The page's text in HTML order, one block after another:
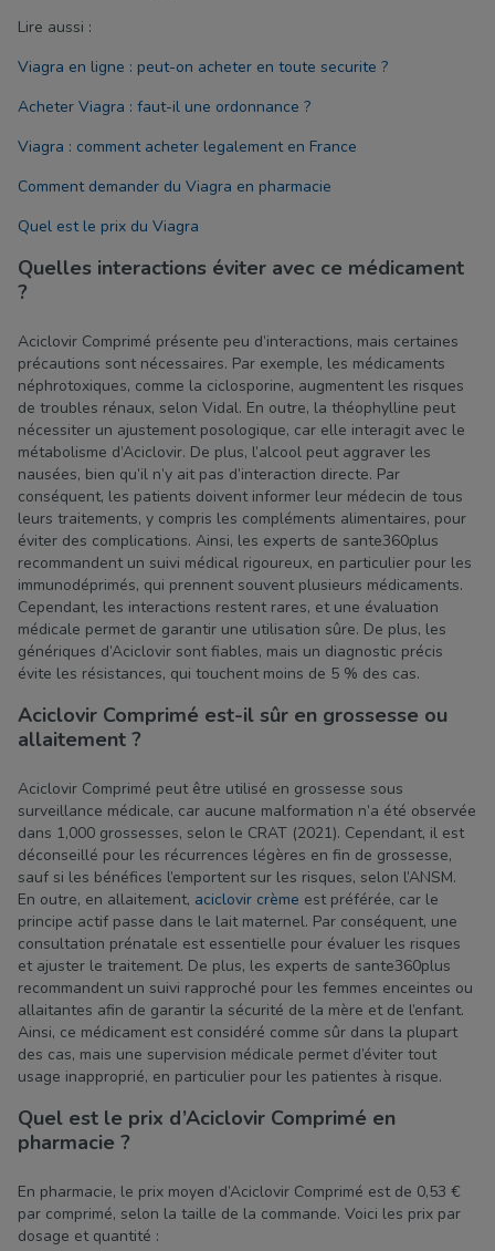
Lire aussi :
Viagra en ligne : peut-on acheter en toute securite ?
Acheter Viagra : faut-il une ordonnance ?
Viagra : comment acheter legalement en France
Comment demander du Viagra en pharmacie
Quel est le prix du Viagra
Quelles interactions éviter avec ce médicament
?
Aciclovir Comprimé présente peu d’interactions, mais certaines
précautions sont nécessaires. Par exemple, les médicaments
néphrotoxiques, comme la ciclosporine, augmentent les risques
de troubles rénaux, selon Vidal. En outre, la théophylline peut
nécessiter un ajustement posologique, car elle interagit avec le
métabolisme d’Aciclovir. De plus, l’alcool peut aggraver les
nausées, bien qu’il n’y ait pas d’interaction directe. Par
conséquent, les patients doivent informer leur médecin de tous
leurs traitements, y compris les compléments alimentaires, pour
éviter des complications. Ainsi, les experts de sante360plus
recommandent un suivi médical rigoureux, en particulier pour les
immunodéprimés, qui prennent souvent plusieurs médicaments.
Cependant, les interactions restent rares, et une évaluation
médicale permet de garantir une utilisation sûre. De plus, les
génériques d’Aciclovir sont fiables, mais un diagnostic précis
évite les résistances, qui touchent moins de 5 % des cas.
Aciclovir Comprimé est-il sûr en grossesse ou
allaitement ?
Aciclovir Comprimé peut être utilisé en grossesse sous
surveillance médicale, car aucune malformation n’a été observée
dans 1,000 grossesses, selon le CRAT (2021). Cependant, il est
déconseillé pour les récurrences légères en fin de grossesse,
sauf si les bénéfices l’emportent sur les risques, selon l’ANSM.
En outre, en allaitement, aciclovir crème est préférée, car le
principe actif passe dans le lait maternel. Par conséquent, une
consultation prénatale est essentielle pour évaluer les risques
et ajuster le traitement. De plus, les experts de sante360plus
recommandent un suivi rapproché pour les femmes enceintes ou
allaitantes afin de garantir la sécurité de la mère et de l’enfant.
Ainsi, ce médicament est considéré comme sûr dans la plupart
des cas, mais une supervision médicale permet d’éviter tout
usage inapproprié, en particulier pour les patientes à risque.
Quel est le prix d’Aciclovir Comprimé en
pharmacie ?
En pharmacie, le prix moyen d’Aciclovir Comprimé est de 0,53 €
par comprimé, selon la taille de la commande. Voici les prix par
dosage et quantité :